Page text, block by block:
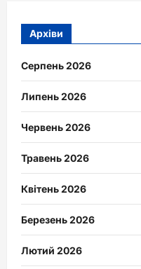
Архіви
Серпень 2026
Липень 2026
Червень 2026
Травень 2026
Квітень 2026
Березень 2026
Лютий 2026